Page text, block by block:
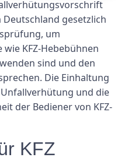
gesetzlich
um
KFZ-Hebebühnen
sind und den
Die Einhaltung
und die
der Bediener von KFZ-
KFZ